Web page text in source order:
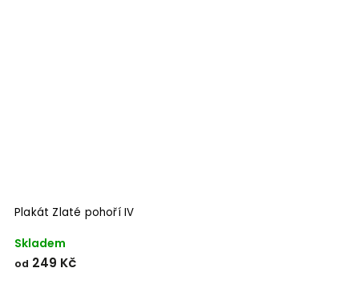
Plakát Zlaté pohoří IV
Skladem
od 249 Kč